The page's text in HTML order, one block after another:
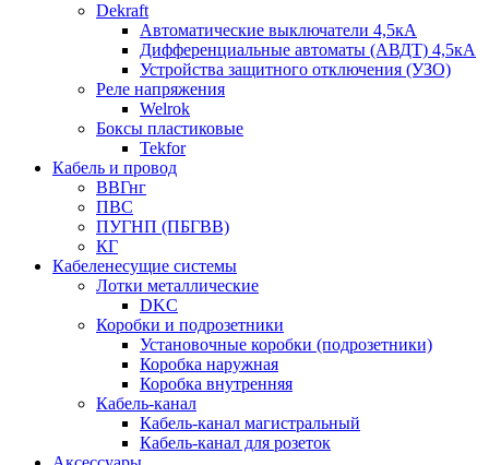
Dekraft
Автоматические выключатели 4,5кА
Дифференциальные автоматы (АВДТ) 4,5кА
Устройства защитного отключения (УЗО)
Реле напряжения
Welrok
Боксы пластиковые
Tekfor
Кабель и провод
ВВГнг
ПВС
ПУГНП (ПБГВВ)
КГ
Кабеленесущие системы
Лотки металлические
DKC
Коробки и подрозетники
Установочные коробки (подрозетники)
Коробка наружная
Коробка внутренняя
Кабель-канал
Кабель-канал магистральный
Кабель-канал для розеток